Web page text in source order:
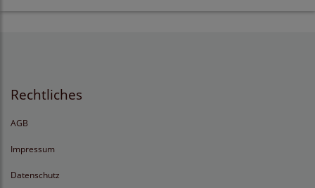
Rechtliches
AGB
Impressum
Datenschutz